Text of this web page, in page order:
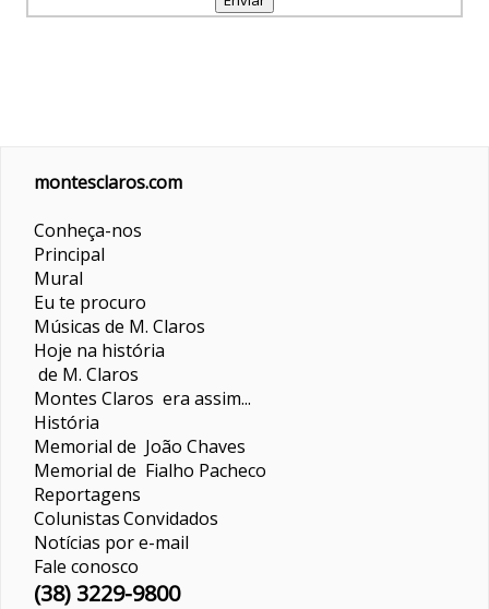
montesclaros.com
Conheça-nos
Principal
Mural
Eu te procuro
Músicas de M. Claros
Hoje na história
de M. Claros
Montes Claros era assim...
História
Memorial de João Chaves
Memorial de Fialho Pacheco
Reportagens
ColunistasConvidados
Notícias por e-mail
Fale conosco
(38) 3229-9800